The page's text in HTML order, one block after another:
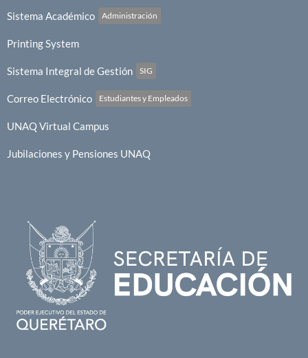
Sistema Académico Administración
Printing System
Sistema Integral de Gestión SIG
Correo Electrónico Estudiantes y Empleados
UNAQ Virtual Campus
Jubilaciones y Pensiones UNAQ